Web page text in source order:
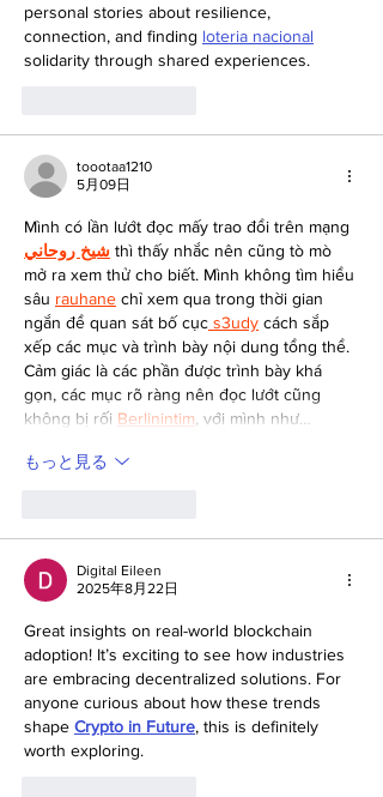
personal stories about resilience,
connection, and finding loteria nacional
solidarity through shared experiences.
toootaa1210
5月09日
Mình có lần lướt đọc mấy trao đổi trên mạng
شيخ روحاني thì thấy nhắc nên cũng tò mò
mở ra xem thử cho biết. Mình không tìm hiểu
sâu rauhane chỉ xem qua trong thời gian
ngắn để quan sát bố cục s3udy cách sắp
xếp các mục và trình bày nội dung tổng thể.
Cảm giác là các phần được trình bày khá
gọn, các mục rõ ràng nên đọc lướt cũng
không bị rối Berlinintim, với mình như…
もっと見る
Digital Eileen
2025年8月22日
Great insights on real-world blockchain
adoption! It’s exciting to see how industries
are embracing decentralized solutions. For
anyone curious about how these trends
shape Crypto in Future, this is definitely
worth exploring.